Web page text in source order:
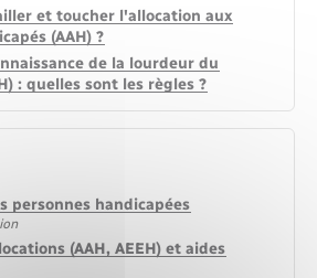
et toucher l'allocation aux
(AAH) ?
de la lourdeur du
: quelles sont les règles ?
personnes handicapées
(AAH, AEEH) et aides